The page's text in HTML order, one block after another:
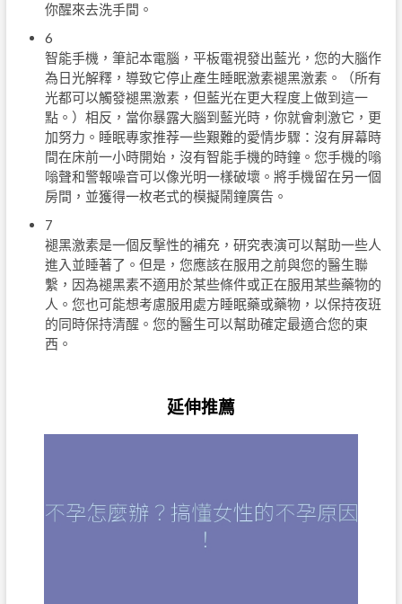
你醒來去洗手間。
6
智能手機，筆記本電腦，平板電視發出藍光，您的大腦作
為日光解釋，導致它停止產生睡眠激素褪黑激素。（所有
光都可以觸發褪黑激素，但藍光在更大程度上做到這一
點。）相反，當你暴露大腦到藍光時，你就會刺激它，更
加努力。睡眠專家推荐一些艱難的愛情步驟：沒有屏幕時
間在床前一小時開始，沒有智能手機的時鐘。您手機的嗡
嗡聲和警報噪音可以像光明一樣破壞。將手機留在另一個
房間，並獲得一枚老式的模擬鬧鐘廣告。
7
褪黑激素是一個反擊性的補充，研究表演可以幫助一些人
進入並睡著了。但是，您應該在服用之前與您的醫生聯
繫，因為褪黑素不適用於某些條件或正在服用某些藥物的
人。您也可能想考慮服用處方睡眠藥或藥物，以保持夜班
的同時保持清醒。您的醫生可以幫助確定最適合您的東
西。
延伸推薦